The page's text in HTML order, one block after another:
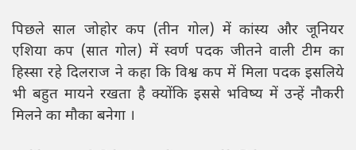
पिछले साल जोहोर कप (तीन गोल) में कांस्य और जूनियर
एशिया कप (सात गोल) में स्वर्ण पदक जीतने वाली टीम का
हिस्सा रहे दिलराज ने कहा कि विश्व कप में मिला पदक इसलिये
भी बहुत मायने रखता है क्योंकि इससे भविष्य में उन्हें नौकरी
मिलने का मौका बनेगा ।